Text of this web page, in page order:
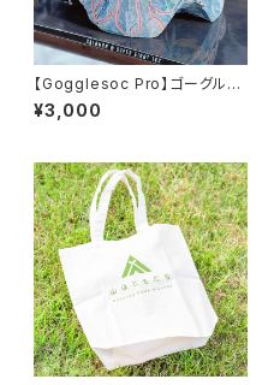
【Gogglesoc Pro】ゴーグルソ
ック RUSUTSU
¥3,000